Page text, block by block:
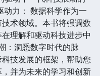
力： 数据科学作为一
术领域。本书将强调数
理解和驱动科技进步中
：洞悉数字时代的脉
技发展的框架，帮助您
并为未来的学习和创新